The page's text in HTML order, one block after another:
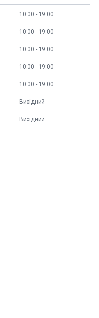
10:00 19:00
10:00 19:00
10:00 19:00
10:00 19:00
10:00 19:00
Вихідний
Вихідний